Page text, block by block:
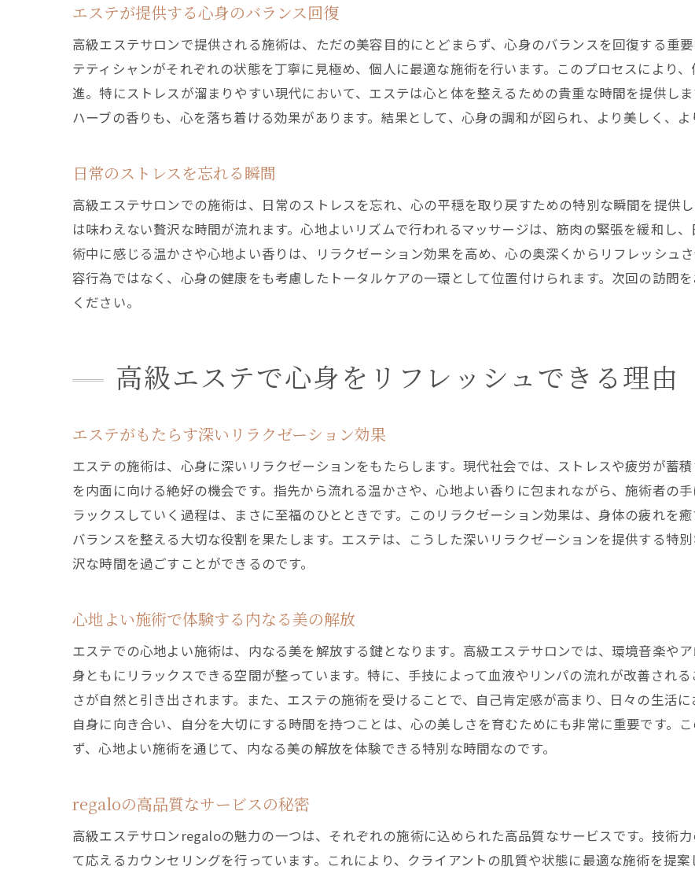
身体と心を癒す贅沢な時間
エステが日常に潤いをもたらす理由
エステサロンregaloのリラクゼーション体験
エステで味わう心地よいひととき
リラックスできる施術空間の魅力
エステで得られる心のリセット
エステがもたらす心身の落ち着き
エステで安心感を得るプロセス
エステ初体験でも安心できる理由
エステが日常に与える特別なリフレッシュ効果
エステがもたらす日常への活力
施術後に感じる心地よい変化
エステで得られる持続的な心身のバランス
エステが提供する心身のバランス回復
高級エステサロンで提供される施術は、ただの美容目的にとどまらず、心身のバランスを回復する重
テティシャンがそれぞれの状態を丁寧に見極め、個人に最適な施術を行います。このプロセスにより
進。特にストレスが溜まりやすい現代において、エステは心と体を整えるための貴重な時間を提供し
ハーブの香りも、心を落ち着ける効果があります。結果として、心身の調和が図られ、より美しく、よ
日常のストレスを忘れる瞬間
高級エステサロンでの施術は、日常のストレスを忘れ、心の平穏を取り戻すための特別な瞬間を提供
は味わえない贅沢な時間が流れます。心地よいリズムで行われるマッサージは、筋肉の緊張を緩和し
術中に感じる温かさや心地よい香りは、リラクゼーション効果を高め、心の奥深くからリフレッシュ
容行為ではなく、心身の健康をも考慮したトータルケアの一環として位置付けられます。次回の訪問
ください。
高級エステで心身をリフレッシュできる理由
エステがもたらす深いリラクゼーション効果
エステの施術は、心身に深いリラクゼーションをもたらします。現代社会では、ストレスや疲労が蓄
を内面に向ける絶好の機会です。指先から流れる温かさや、心地よい香りに包まれながら、施術者の
ラックスしていく過程は、まさに至福のひとときです。このリラクゼーション効果は、身体の疲れを
バランスを整える大切な役割を果たします。エステは、こうした深いリラクゼーションを提供する特
沢な時間を過ごすことができるのです。
心地よい施術で体験する内なる美の解放
エステでの心地よい施術は、内なる美を解放する鍵となります。高級エステサロンでは、環境音楽や
身ともにリラックスできる空間が整っています。特に、手技によって血液やリンパの流れが改善され
さが自然と引き出されます。また、エステの施術を受けることで、自己肯定感が高まり、日々の生活
自身に向き合い、自分を大切にする時間を持つことは、心の美しさを育むためにも非常に重要です。
ず、心地よい施術を通じて、内なる美の解放を体験できる特別な時間なのです。
regaloの高品質なサービスの秘密
高級エステサロンregaloの魅力の一つは、それぞれの施術に込められた高品質なサービスです。技術
て応えるカウンセリングを行っています。これにより、クライアントの肌質や状態に最適な施術を提